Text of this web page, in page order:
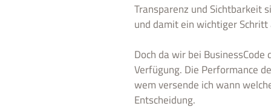
Transparenz und Sichtbarkeit
und damit ein wichtiger
Doch da wir bei
Verfügung. Die Performance
wem versende ich wann
Entscheidung.